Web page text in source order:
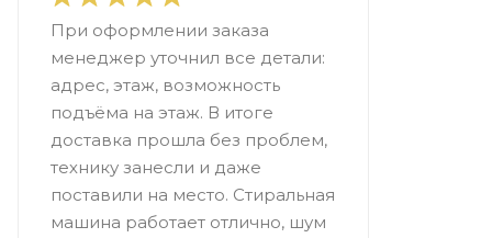
При оформлении заказа
менеджер уточнил все детали:
адрес, этаж, возможность
подъёма на этаж. В итоге
доставка прошла без проблем,
технику занесли и даже
поставили на место. Стиральная
машина работает отлично, шум